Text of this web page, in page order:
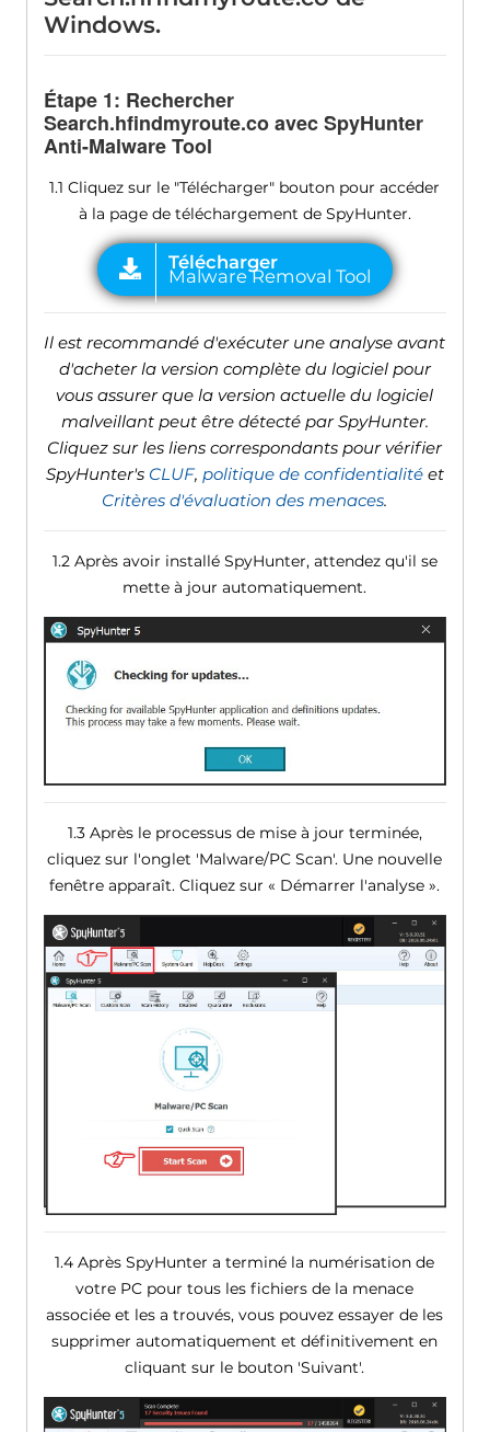
Windows.
Étape 1: Rechercher
Search.hfindmyroute.co avec SpyHunter
Anti-Malware Tool
1.1 Cliquez sur le "Télécharger" bouton pour accéder
à la page de téléchargement de SpyHunter.
Il est recommandé d'exécuter une analyse avant
d'acheter la version complète du logiciel pour
vous assurer que la version actuelle du logiciel
malveillant peut être détecté par SpyHunter.
Cliquez sur les liens correspondants pour vérifier
SpyHunter's CLUF, politique de confidentialitéet
Critères d'évaluation des menaces.
1.2 Après avoir installé SpyHunter, attendez qu'il se
mette à jour automatiquement.
1.3 Après le processus de mise à jour terminée,
cliquez sur l'onglet 'Malware/PC Scan'. Une nouvelle
fenêtre apparaît. Cliquez sur « Démarrer l'analyse ».
1.4 Après SpyHunter a terminé la numérisation de
votre PC pour tous les fichiers de la menace
associée et les a trouvés, vous pouvez essayer de les
supprimer automatiquement et définitivement en
cliquant sur le bouton 'Suivant'.